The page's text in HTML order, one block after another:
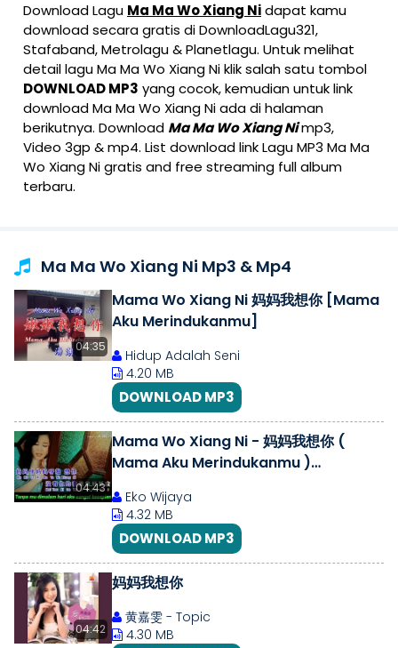
Download Lagu Ma Ma Wo Xiang Nidapat kamu
download secara gratis di DownloadLagu321,
Stafaband, Metrolagu & Planetlagu. Untuk melihat
detail lagu Ma Ma Wo Xiang Ni klik salah satu tombol
DOWNLOAD MP3 yang cocok, kemudian untuk link
download Ma Ma Wo Xiang Ni ada di halaman
berikutnya. Download Ma Ma Wo Xiang Nimp3,
Video 3gp & mp4. List download link Lagu MP3 Ma Ma
Wo Xiang Ni gratis and free streaming full album
terbaru.
Ma Ma Wo Xiang Ni Mp3 & Mp4
04:35
Mama Wo Xiang Ni 妈妈我想你 [Mama
Aku Merindukanmu]
Hidup Adalah Seni
4.20 MB
DOWNLOAD MP3
04:43
Mama Wo Xiang Ni - 妈妈我想你 (
Mama Aku Merindukanmu )
Ibu❤
Eko Wijaya
4.32 MB
DOWNLOAD MP3
04:42
妈妈我想你
黄嘉雯 - Topic
4.30 MB